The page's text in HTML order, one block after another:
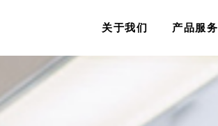
关于我们 产品服务